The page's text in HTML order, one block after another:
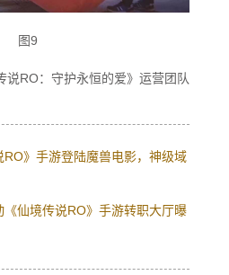
图9
说RO：守护永恒的爱》运营团队
RO》手游登陆魔兽电影，神级域
《仙境传说RO》手游转职大厅曝